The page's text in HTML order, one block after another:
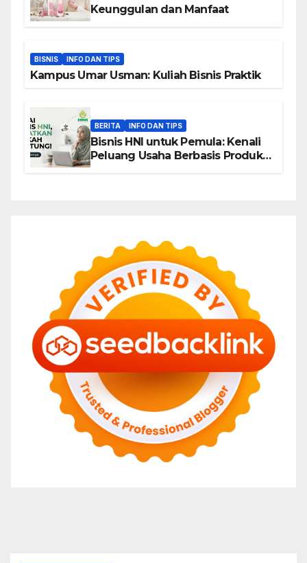
Keunggulan dan Manfaat
BISNIS INFO DAN TIPS
Kampus Umar Usman: Kuliah Bisnis Praktik
BERITA INFO DAN TIPS
Bisnis HNI untuk Pemula: Kenali
Peluang Usaha Berbasis Produk,